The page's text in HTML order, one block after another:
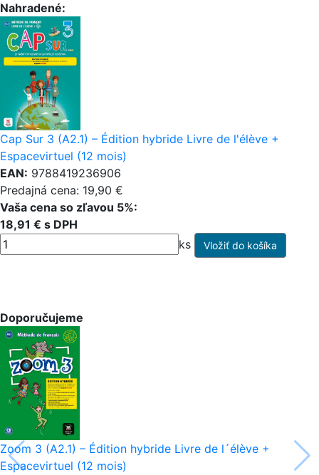
Nahradené:
Cap Sur 3 (A2.1) – Édition hybride Livre de l'élève +
Espacevirtuel (12 mois)
EAN: 9788419236906
Predajná cena: 19,90 €
Vaša cena so zľavou 5%:
18,91 € s DPH
ks
Doporučujeme
Zoom 3 (A2.1) – Édition hybride Livre de l´élève +
Espacevirtuel (12 mois)